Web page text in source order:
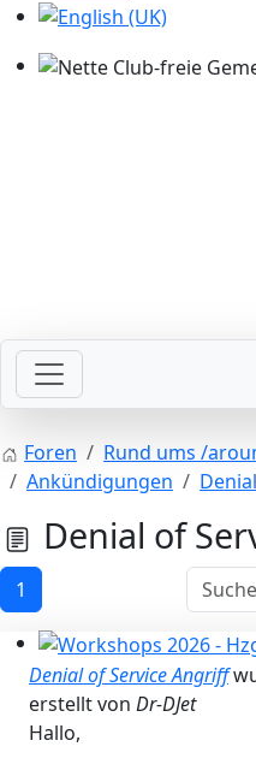
Bitte schickt Eure
Workshops 2026 - Hzg
Foren
Rund ums /
Ankündigungen
Denial of
1
Denial of Service Angriff
erstellt von Dr-DJet
Hallo,